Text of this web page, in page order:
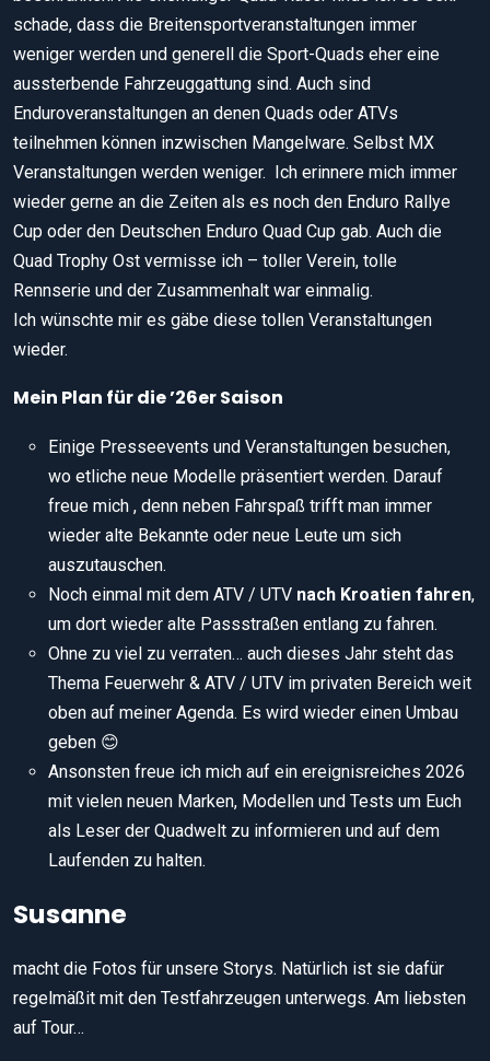
schade, dass die Breitensportveranstaltungen immer
weniger werden und generell die Sport-Quads eher eine
aussterbende Fahrzeuggattung sind. Auch sind
Enduroveranstaltungen an denen Quads oder ATVs
teilnehmen können inzwischen Mangelware. Selbst MX
Veranstaltungen werden weniger. Ich erinnere mich immer
wieder gerne an die Zeiten als es noch den Enduro Rallye
Cup oder den Deutschen Enduro Quad Cup gab. Auch die
Quad Trophy Ost vermisse ich – toller Verein, tolle
Rennserie und der Zusammenhalt war einmalig.
Ich wünschte mir es gäbe diese tollen Veranstaltungen
wieder.
Mein Plan für die ’26er Saison
Einige Presseevents und Veranstaltungen besuchen,
wo etliche neue Modelle präsentiert werden. Darauf
freue mich , denn neben Fahrspaß trifft man immer
wieder alte Bekannte oder neue Leute um sich
auszutauschen.
Noch einmal mit dem ATV / UTV nach Kroatien fahren,
um dort wieder alte Passstraßen entlang zu fahren.
Ohne zu viel zu verraten… auch dieses Jahr steht das
Thema Feuerwehr & ATV / UTV im privaten Bereich weit
oben auf meiner Agenda. Es wird wieder einen Umbau
geben 😊
Ansonsten freue ich mich auf ein ereignisreiches 2026
mit vielen neuen Marken, Modellen und Tests um Euch
als Leser der Quadwelt zu informieren und auf dem
Laufenden zu halten.
Susanne
macht die Fotos für unsere Storys. Natürlich ist sie dafür
regelmäßit mit den Testfahrzeugen unterwegs. Am liebsten
auf Tour…